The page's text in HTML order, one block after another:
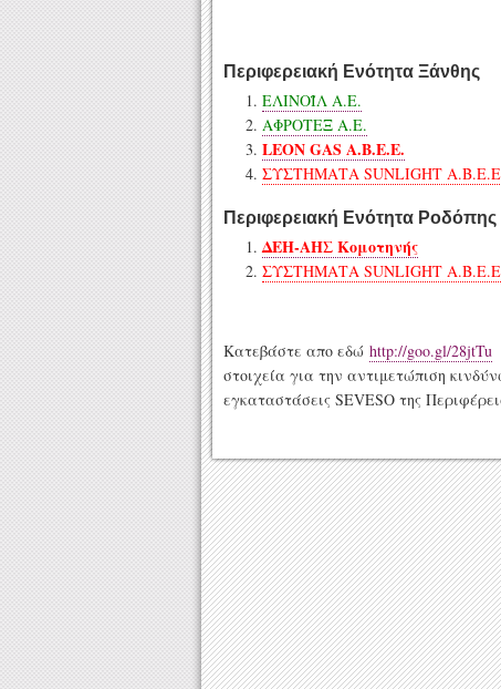
Περιφερειακή Ενότητα Ξάνθης
ΕΛΙΝΟΪΛ Α.Ε.
ΑΦΡΟΤΕΞ Α.Ε.
LEON GAS A.Β.Ε.Ε.
ΣΥΣΤΗΜΑΤΑ SUNLIGHT
Περιφερειακή Ενότητα Ροδόπης
ΔΕΗ-ΑΗΣ Κομοτηνής
ΣΥΣΤΗΜΑΤΑ SUNLIGHT
Κατεβάστε απο εδώ http://goo.gl/28jtTu
στοιχεία για την αντιμετώπιση
εγκαταστάσεις SEVESO της